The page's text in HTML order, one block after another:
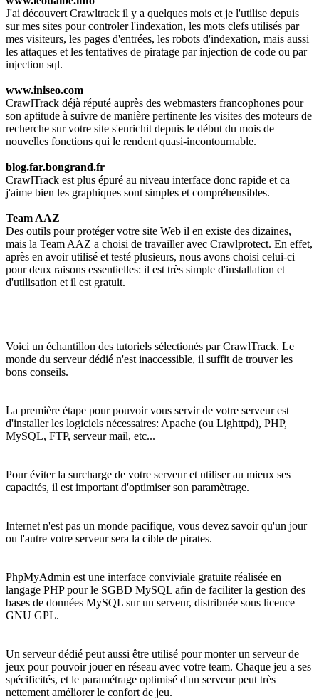
J'ai découvert Crawltrack il y a quelques mois et je l'utilise depuis
sur mes sites pour controler l'indexation, les mots clefs utilisés par
mes visiteurs, les pages d'entrées, les robots d'indexation, mais aussi
les attaques et les tentatives de piratage par injection de code ou par
injection sql.
www.iniseo.com
CrawlTrack déjà réputé auprès des webmasters francophones pour
son aptitude à suivre de manière pertinente les visites des moteurs de
recherche sur votre site s'enrichit depuis le début du mois de
nouvelles fonctions qui le rendent quasi-incontournable.
blog.far.bongrand.fr
CrawlTrack est plus épuré au niveau interface donc rapide et ca
j'aime bien les graphiques sont simples et compréhensibles.
Team AAZ
Des outils pour protéger votre site Web il en existe des dizaines,
mais la Team AAZ a choisi de travailler avec Crawlprotect. En effet,
après en avoir utilisé et testé plusieurs, nous avons choisi celui-ci
pour deux raisons essentielles: il est très simple d'installation et
d'utilisation et il est gratuit.
Voici un échantillon des tutoriels sélectionés par CrawlTrack. Le
monde du serveur dédié n'est inaccessible, il suffit de trouver les
bons conseils.
La première étape pour pouvoir vous servir de votre serveur est
d'installer les logiciels nécessaires: Apache (ou Lighttpd), PHP,
MySQL, FTP, serveur mail, etc...
Pour éviter la surcharge de votre serveur et utiliser au mieux ses
capacités, il est important d'optimiser son paramètrage.
Internet n'est pas un monde pacifique, vous devez savoir qu'un jour
ou l'autre votre serveur sera la cible de pirates.
PhpMyAdmin est une interface conviviale gratuite réalisée en
langage PHP pour le SGBD MySQL afin de faciliter la gestion des
bases de données MySQL sur un serveur, distribuée sous licence
GNU GPL.
Un serveur dédié peut aussi être utilisé pour monter un serveur de
jeux pour pouvoir jouer en réseau avec votre team. Chaque jeu a ses
spécificités, et le paramétrage optimisé d'un serveur peut très
nettement améliorer le confort de jeu.